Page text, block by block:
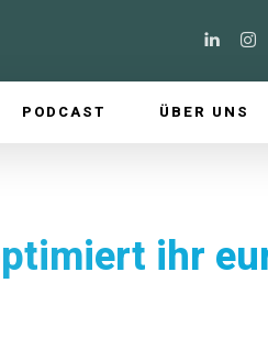
PODCAST ÜBER UNS
ihr